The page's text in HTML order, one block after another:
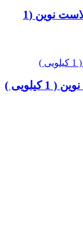
نایلکس سایز 45 در 55 دسته دار نامی پلاست نوین (1